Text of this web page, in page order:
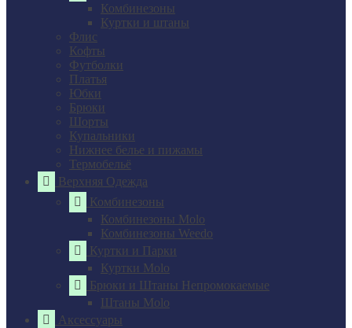
Комбинезоны
Куртки и штаны
Флис
Кофты
Футболки
Платья
Юбки
Брюки
Шорты
Купальники
Нижнее белье и пижамы
Термобельё
Верхняя Одежда
Комбинезоны
Комбинезоны Molo
Комбинезоны Weedo
Куртки и Парки
Куртки Molo
Брюки и Штаны Непромокаемые
Штаны Molo
Аксессуары